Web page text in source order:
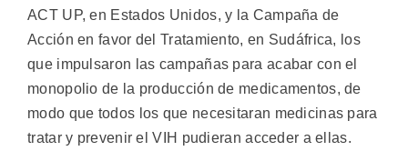
ACT UP, en Estados Unidos, y la Campaña de
Acción en favor del Tratamiento, en Sudáfrica, los
que impulsaron las campañas para acabar con el
monopolio de la producción de medicamentos, de
modo que todos los que necesitaran medicinas para
tratar y prevenir el VIH pudieran acceder a ellas.